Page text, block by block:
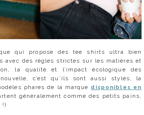
qui propose des tee shirts ultra bien
avec des règles strictes sur les matières et
la qualité et l’impact écologique des
c’est qu’ils sont aussi stylés, la
phares de la marque disponibles en
généralement comme des petits pains,
!)